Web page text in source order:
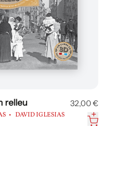
relleu
DAVID IGLESIAS
32,00 €